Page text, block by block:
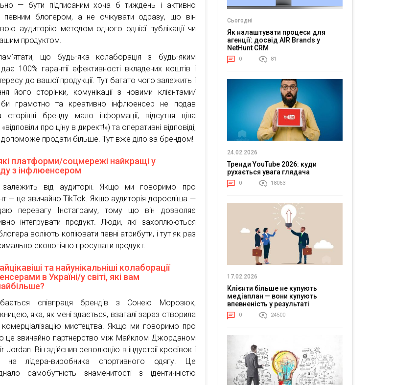
— бути підписаним хоча б тиждень і активно
певним блогером, а не очікувати одразу, що він
аудиторію методом одного однієї публікації чи
продуктом.
що будь-яка колаборація з будь-яким
100% гарантії ефективності вкладених коштів і
до вашої продукції. Тут багато чого залежить і
його сторінки, комунікації з новими клієнтами/
би грамотно та креативно інфлюенсер не подав
бренду мало інформації, відсутня ціна
про ціну в директ!») та оперативні відповіді,
допоможе продати більше. Тут вже діло за брендом!
платформи/соцмережі найкращі у
з інфлюенсером
від аудиторії. Якщо ми говоримо про
— це звичайно TikTok. Якщо аудиторія доросліша —
перевагу Інстаграму, тому що він дозволяє
інтегрувати продукт. Люди, які захоплюються
воліють копіювати певні атрибути, і тут як раз
екологічно просувати продукт.
та найунікальніші колаборації
в Україні/у світі, які вам
співпраця брендів з Сонею Морозюк,
яка, як мені здається, взагалі зараз створила
мистецтва. Якщо ми говоримо про
це звичайно партнерство між Майклом Джорданом
Jordan. Він здійснив революцію в індустрії кросівок і
на лідера-виробника спортивного одягу. Це
самобутність знаменитості з ідентичністю
Сьогодні
Як налаштувати процеси для
агенції: досвід AIR Brands у
NetHunt CRM
0 81
24.02.2026
Тренди YouTube 2026: куди
рухається увага глядача
0 18063
17.02.2026
Клієнти більше не купують
медіаплан — вони купують
впевненість у результаті
0 24500